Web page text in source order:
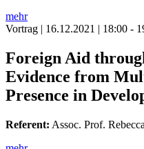
mehr
Vortrag | 16.12.2021 | 18:00 -
Foreign Aid
Evidence from
Presence in
Referent: Assoc. Prof.